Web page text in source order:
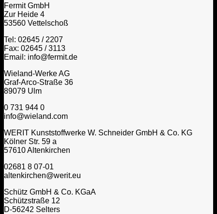
Fermit GmbH
Zur Heide 4
53560 Vettelschoß
Tel: 02645 / 2207
Fax: 02645 / 3113
Email: info@fermit.de
Wieland-Werke AG
Graf-Arco-Straße 36
89079 Ulm
0 731 944 0
info@wieland.com
WERIT Kunststoffwerke W. Schneider GmbH & Co. KG
Kölner Str. 59 a
57610 Altenkirchen
02681 8 07-01
altenkirchen@werit.eu
Schütz GmbH & Co. KGaA
Schützstraße 12
D-56242 Selters